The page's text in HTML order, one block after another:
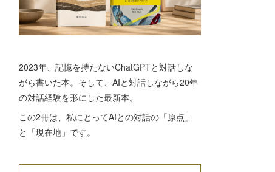
2023年、記憶を持たないChatGPTと対話しな
がら書いた本。そして、AIと対話しながら20年
の対話経験を形にした最新本。
この2冊は、私にとってAIとの対話の「原点」
と「現在地」です。